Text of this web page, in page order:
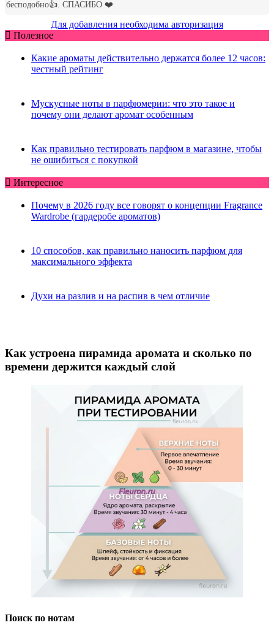
Для добавления необходима авторизация
Полезное
Какие ароматы действительно держатся более 12 часов:
честный рейтинг
Мускусные ноты в парфюмерии: что это такое и
почему они делают аромат особенным
Как правильно тестировать парфюм в магазине, чтобы
не ошибиться с покупкой
Интересное
Почему в 2026 году все говорят о концепции Fragrance
Wardrobe (гардеробе ароматов)
10 способов, как правильно наносить парфюм для
максимального эффекта
Духи на разлив и на распив в чем отличие
Как устроена пирамида аромата и сколько по
времени держится каждый слой
Поиск по нотам